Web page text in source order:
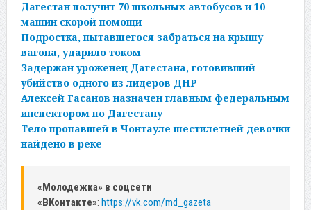
Дагестан получит 70 школьных автобусов и 10
машин скорой помощи
Подростка, пытавшегося забраться на крышу
вагона, ударило током
Задержан уроженец Дагестана, готовивший
убийство одного из лидеров ДНР
Алексей Гасанов назначен главным федеральным
инспектором по Дагестану
Тело пропавшей в Чонтауле шестилетней девочки
найдено в реке
«Молодежка» в соцсети
«ВКонтакте»: https://vk.com/md_gazeta